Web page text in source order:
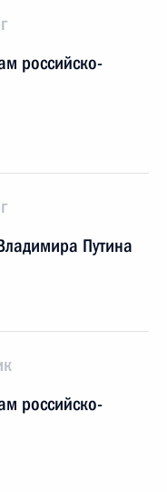
российско-
Путина
российско-